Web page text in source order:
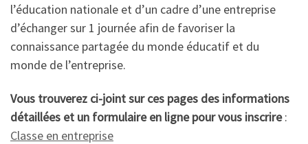
l’éducation nationale et d’un cadre d’une entreprise
d’échanger sur 1 journée afin de favoriser la
connaissance partagée du monde éducatif et du
monde de l’entreprise.
Vous trouverez ci-joint sur ces pages des informations
détaillées et un formulaire en ligne pour vous inscrire:
Classe en entreprise